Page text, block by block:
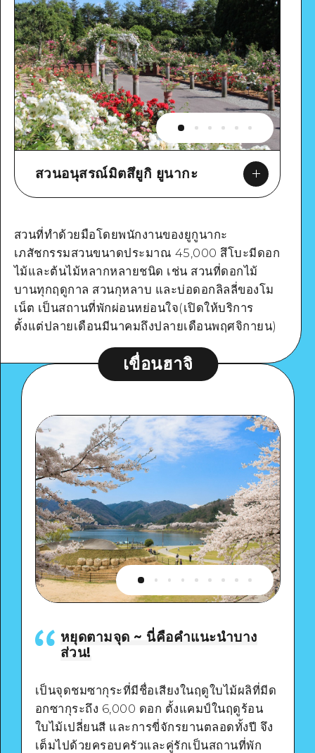
สวนอนุสรณ์มิตสึยูกิ ยูนากะ
Google Maps
ดูรายละเอียด
สวนที่ทำด้วยมือโดยพนักงานของยูกูนากะ
เภสัชกรรมสวนขนาดประมาณ 45,000 สึโบะมีดอก
ไม้และต้นไม้หลากหลายชนิด เช่น สวนที่ดอกไม้
บานทุกฤดูกาล สวนกุหลาบ และบ่อดอกลิลลี่ของโม
เน็ต เป็นสถานที่พักผ่อนหย่อนใจ(เปิดให้บริการ
ตั้งแต่ปลายเดือนมีนาคมถึงปลายเดือนพฤศจิกายน)
เขื่อนฮาจิ
หยุดตามจุด ~ นี่คือคำแนะนำบาง
ส่วน!
เป็นจุดชมซากุระที่มีชื่อเสียงในฤดูใบไม้ผลิที่มีด
อกซากุระถึง 6,000 ดอก ตั้งแคมป์ในฤดูร้อน
ใบไม้เปลี่ยนสี และการขี่จักรยานตลอดทั้งปี จึง
เต็มไปด้วยครอบครัวและคู่รักเป็นสถานที่พัก